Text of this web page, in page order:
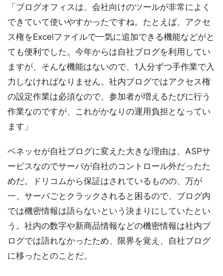
「ブログオフィスは、会社向けのツールが非常によく
できていて使いやすかったですね。たとえば、アクセ
ス権をExcelファイルで一気に追加できる機能などがと
ても便利でした。今年からは自社ブログを利用してい
ますが、そんな機能はないので、1人分ずつ手作業で入
力しなければなりません。社内ブログではアクセス権
の設定作業は必須なので、参加者が増えるたびに行う
作業なのですが、これがかなりの運用負担となってい
ます」
ベネッセが自社ブログに変えた大きな理由は、ASPサ
ービスなのでサーバが自社のコントロール外だったた
めだ。ドリコムから保証はされているものの、万が
一、サーバごとクラックされると困るので、ブログ内
では機密情報は語らないという決まりにしていたとい
う。社内の数字や新商品情報などの機密情報は社内ブ
ログでは語れなかったため、限界を覚え、自社ブログ
に移ったとのことだ。